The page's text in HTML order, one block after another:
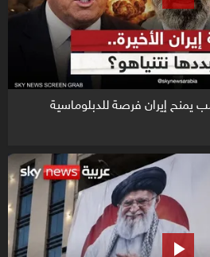
يمنح إيران فرصة للدبلوماسية